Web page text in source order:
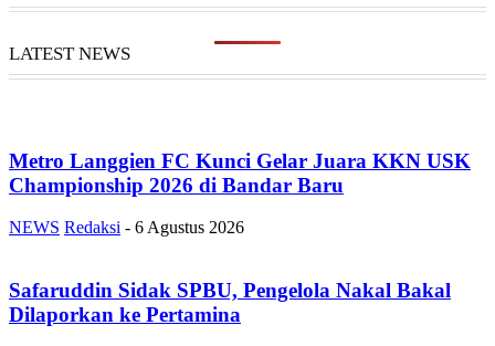
LATEST NEWS
Metro Langgien FC Kunci Gelar Juara KKN USK
Championship 2026 di Bandar Baru
NEWS Redaksi - 6 Agustus 2026
Safaruddin Sidak SPBU, Pengelola Nakal Bakal
Dilaporkan ke Pertamina